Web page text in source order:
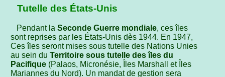
Tutelle des États-Unis
Pendant la Seconde Guerre mondiale, ces îles
sont reprises par les États-Unis dès 1944. En 1947,
Ces îles seront mises sous tutelle des Nations Unies
au sein duTerritoire sous tutelle des îles du
Pacifique (Palaos, Micronésie, Îles Marshall et Îles
Mariannes du Nord). Un mandat de gestion sera